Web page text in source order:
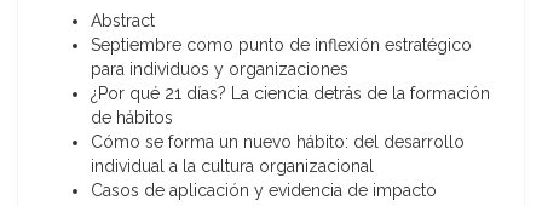
Abstract
Septiembre como punto de inflexión estratégico
para individuos y organizaciones
¿Por qué 21 días? La ciencia detrás de la formación
de hábitos
Cómo se forma un nuevo hábito: del desarrollo
individual a la cultura organizacional
Casos de aplicación y evidencia de impacto